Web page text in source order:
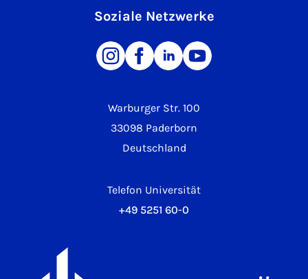
Warburger Str. 100
33098 Paderborn
Deutschland
Telefon Universität
+49 5251 60-0
Soziale Netzwerke